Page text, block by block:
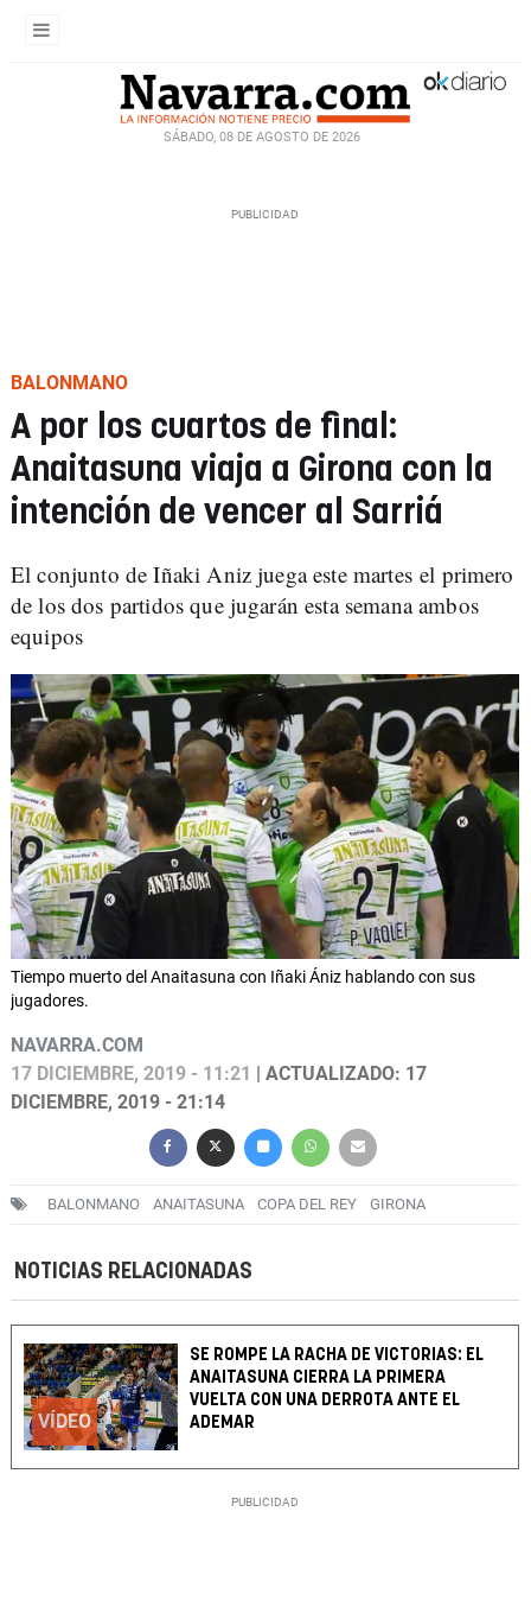
SÁBADO, 08 DE AGOSTO DE 2026
BALONMANO
A por los cuartos de final:
Anaitasuna viaja a Girona con la
intención de vencer al Sarriá
El conjunto de Iñaki Aniz juega este martes el primero
de los dos partidos que jugarán esta semana ambos
equipos
Tiempo muerto del Anaitasuna con Iñaki Ániz hablando con sus
jugadores.
NAVARRA.COM
17 DICIEMBRE, 2019 - 11:21
| ACTUALIZADO: 17
DICIEMBRE, 2019 - 21:14
BALONMANO ANAITASUNA COPA DEL REY GIRONA
NOTICIAS RELACIONADAS
VÍDEO
SE ROMPE LA RACHA DE VICTORIAS: EL
ANAITASUNA CIERRA LA PRIMERA
VUELTA CON UNA DERROTA ANTE EL
ADEMAR